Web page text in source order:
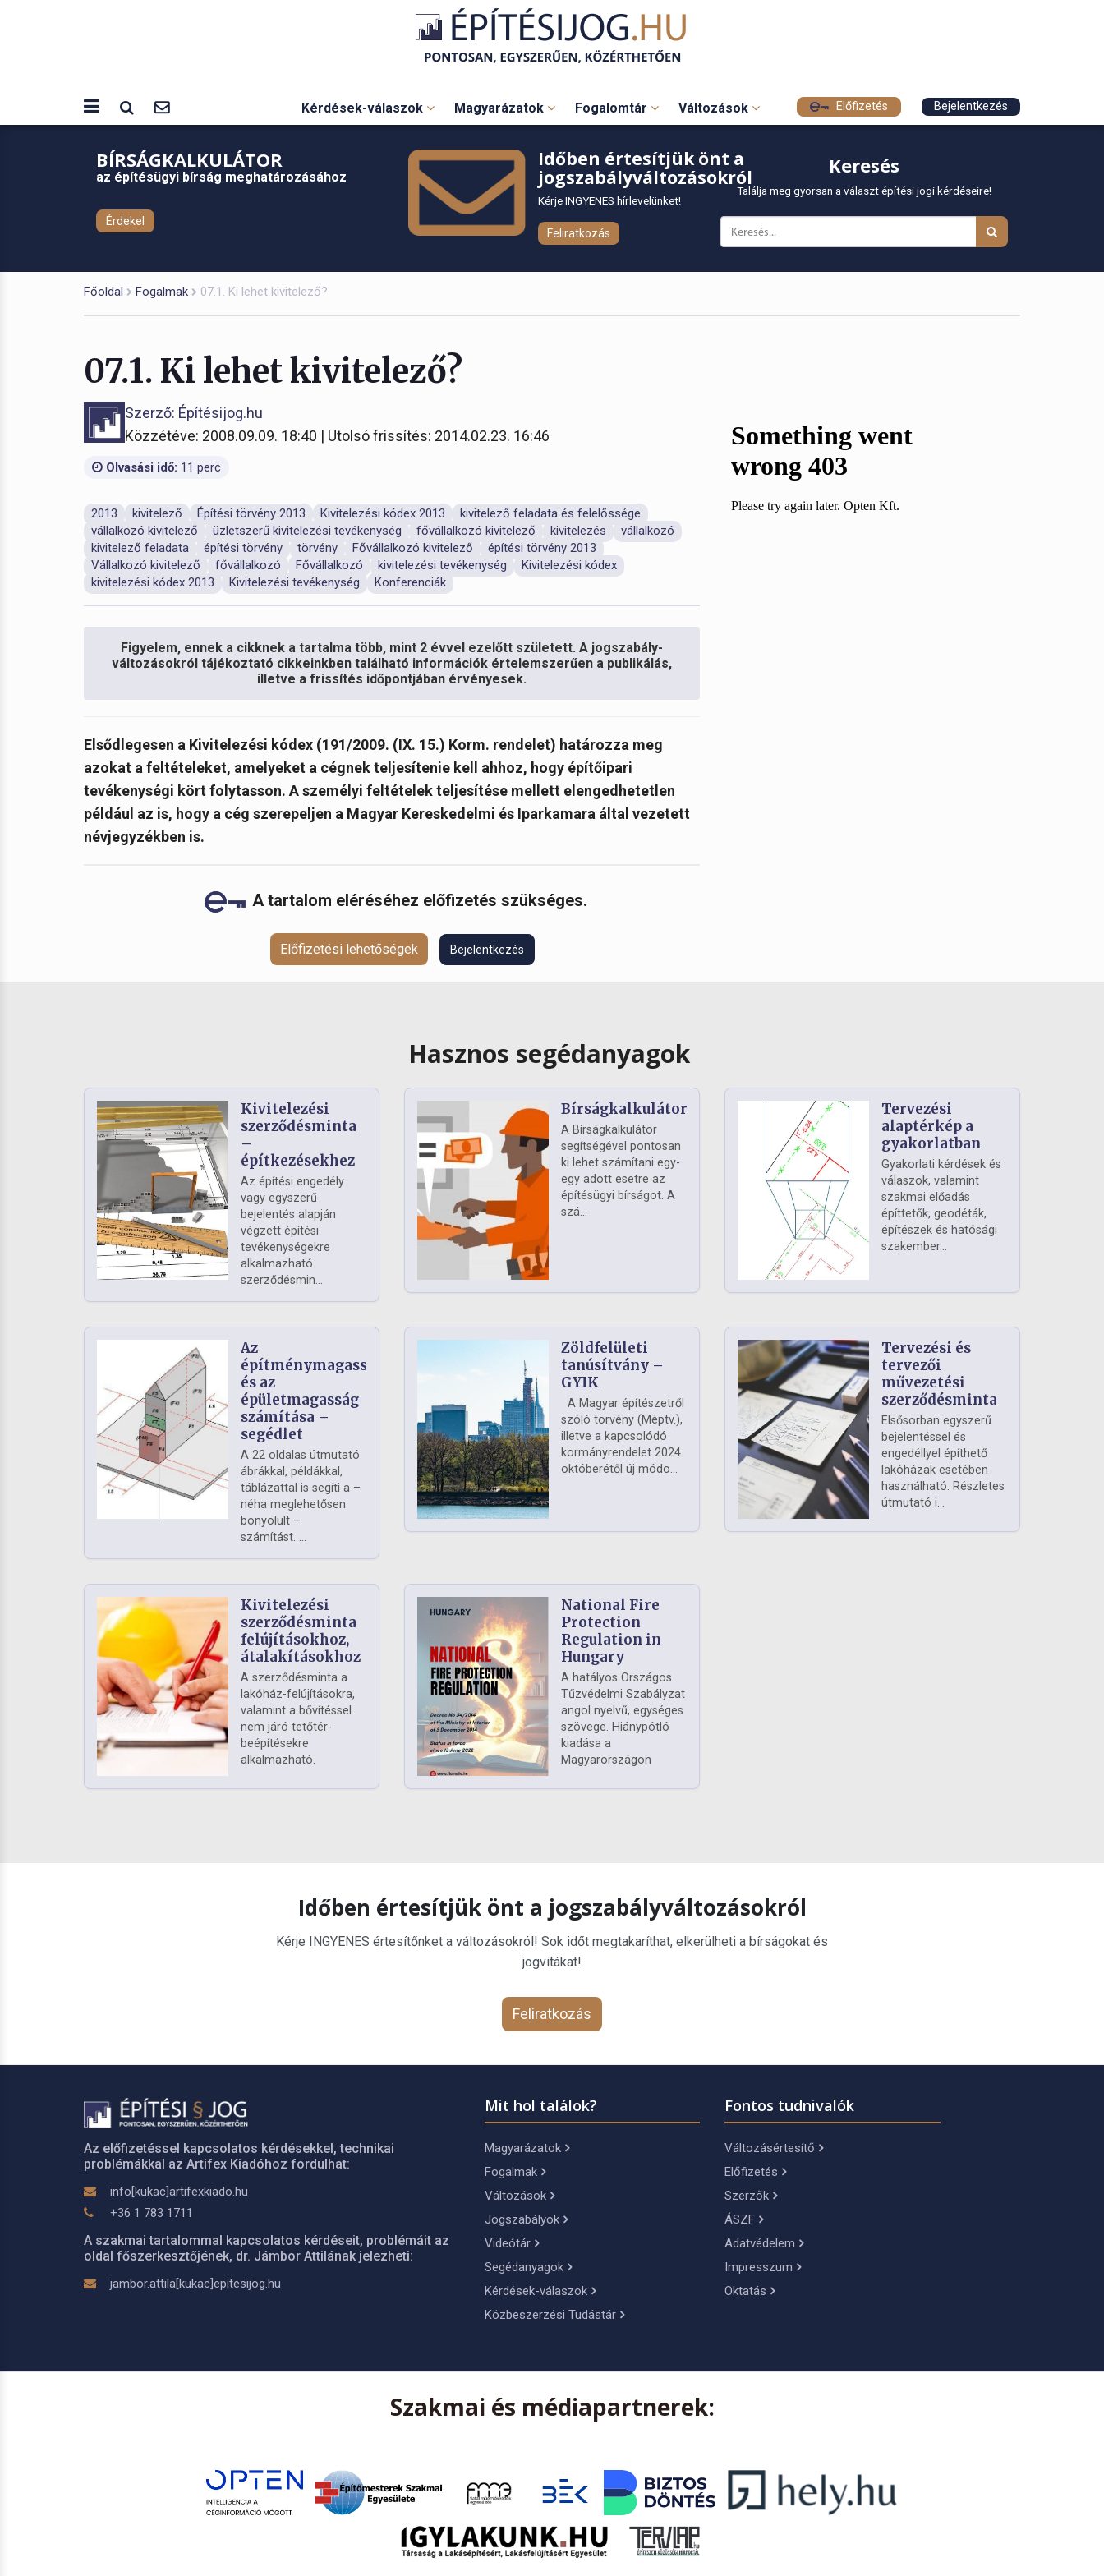
Kérdések-válaszok Magyarázatok Fogalomtár Változások Előfizetés Bejelentkezés
BÍRSÁGKALKULÁTOR
az építésügyi bírság meghatározásához
Érdekel
Időben értesítjük önt a
jogszabályváltozásokról
Kérje INGYENES hírlevelünket!
Feliratkozás
Keresés
Találja meg gyorsan a választ építési jogi kérdéseire!
Főoldal Fogalmak 07.1. Ki lehet kivitelező?
07.1. Ki lehet kivitelező?
Szerző: Építésijog.hu
Közzétéve: 2008.09.09. 18:40 | Utolsó frissítés: 2014.02.23. 16:46
Olvasási idő: 11 perc
2013 kivitelező Építési törvény 2013 Kivitelezési kódex 2013
kivitelező feladata és felelőssége
vállalkozó kivitelező
üzletszerű kivitelezési tevékenység fővállalkozó kivitelező kivitelezés
vállalkozó
kivitelező feladata
építési törvény törvény Fővállalkozó kivitelező
építési törvény 2013
Vállalkozó kivitelező
fővállalkozó Fővállalkozó kivitelezési tevékenység
Kivitelezési kódex
kivitelezési kódex 2013
Kivitelezési tevékenység Konferenciák
Figyelem, ennek a cikknek a tartalma több, mint 2 évvel ezelőtt született. A jogszabály-
változásokról tájékoztató cikkeinkben található információk értelemszerűen a publikálás,
illetve a frissítés időpontjában érvényesek.
Elsődlegesen a Kivitelezési kódex (191/2009. (IX. 15.) Korm. rendelet) határozza meg
azokat a feltételeket, amelyeket a cégnek teljesítenie kell ahhoz, hogy építőipari
tevékenységi kört folytasson. A személyi feltételek teljesítése mellett elengedhetetlen
például az is, hogy a cég szerepeljen a Magyar Kereskedelmi és Iparkamara által vezetett
névjegyzékben is.
A tartalom eléréséhez előfizetés szükséges.
Előfizetési lehetőségek Bejelentkezés
Hasznos segédanyagok
Kivitelezési
szerződésminta
–
építkezésekhez
Az építési engedély
vagy egyszerű
bejelentés alapján
végzett építési
tevékenységekre
alkalmazható
szerződésmin...
Bírságkalkulátor
A Bírságkalkulátor
segítségével pontosan
ki lehet számítani egy-
egy adott esetre az
építésügyi bírságot. A
szá...
Tervezési
alaptérkép a
gyakorlatban
Gyakorlati kérdések és
válaszok, valamint
szakmai előadás
építtetők, geodéták,
építészek és hatósági
szakember...
Az
építménymagasság
és az
épületmagasság
számítása –
segédlet
A 22 oldalas útmutató
ábrákkal, példákkal,
táblázattal is segíti a –
néha meglehetősen
bonyolult –
számítást. ...
Zöldfelületi
tanúsítvány –
GYIK
A Magyar építészetről
szóló törvény (Méptv.),
illetve a kapcsolódó
kormányrendelet 2024
októberétől új módo...
Tervezési és
tervezői
művezetési
szerződésminta
Elsősorban egyszerű
bejelentéssel és
engedéllyel építhető
lakóházak esetében
használható. Részletes
útmutató i...
Kivitelezési
szerződésminta
felújításokhoz,
átalakításokhoz
A szerződésminta a
lakóház-felújításokra,
valamint a bővítéssel
nem járó tetőtér-
beépítésekre
alkalmazható.
National Fire
Protection
Regulation in
Hungary
A hatályos Országos
Tűzvédelmi Szabályzat
angol nyelvű, egységes
szövege. Hiánypótló
kiadása a
Magyarországon
Időben értesítjük önt a jogszabályváltozásokról
Kérje INGYENES értesítőnket a változásokról! Sok időt megtakaríthat, elkerülheti a bírságokat és
jogvitákat!
Feliratkozás
Az előfizetéssel kapcsolatos kérdésekkel, technikai
problémákkal az Artifex Kiadóhoz fordulhat:
info[kukac]artifexkiado.hu
+36 1 783 1711
A szakmai tartalommal kapcsolatos kérdéseit, problémáit az
oldal főszerkesztőjének, dr. Jámbor Attilának jelezheti:
jambor.attila[kukac]epitesijog.hu
Mit hol találok?
Magyarázatok
Fogalmak
Változások
Jogszabályok
Videótár
Segédanyagok
Kérdések-válaszok
Közbeszerzési Tudástár
Fontos tudnivalók
Változásértesítő
Előfizetés
Szerzők
ÁSZF
Adatvédelem
Impresszum
Oktatás
Szakmai és médiapartnerek: